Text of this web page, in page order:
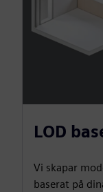
LOD
Vi skapar
baserat på